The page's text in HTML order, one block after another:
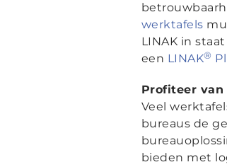
werktafels
LINAK in
een LINAK®
Profiteer
Veel
bureaus de
bieden met